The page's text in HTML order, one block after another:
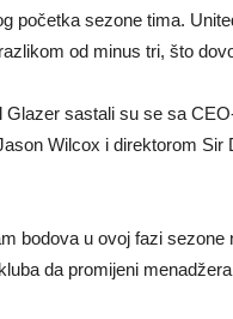
početka sezone tima.
od minus tri, što
Glazer sastali su se sa
Wilcox i direktorom Sir
bodova u ovoj fazi
da promijeni